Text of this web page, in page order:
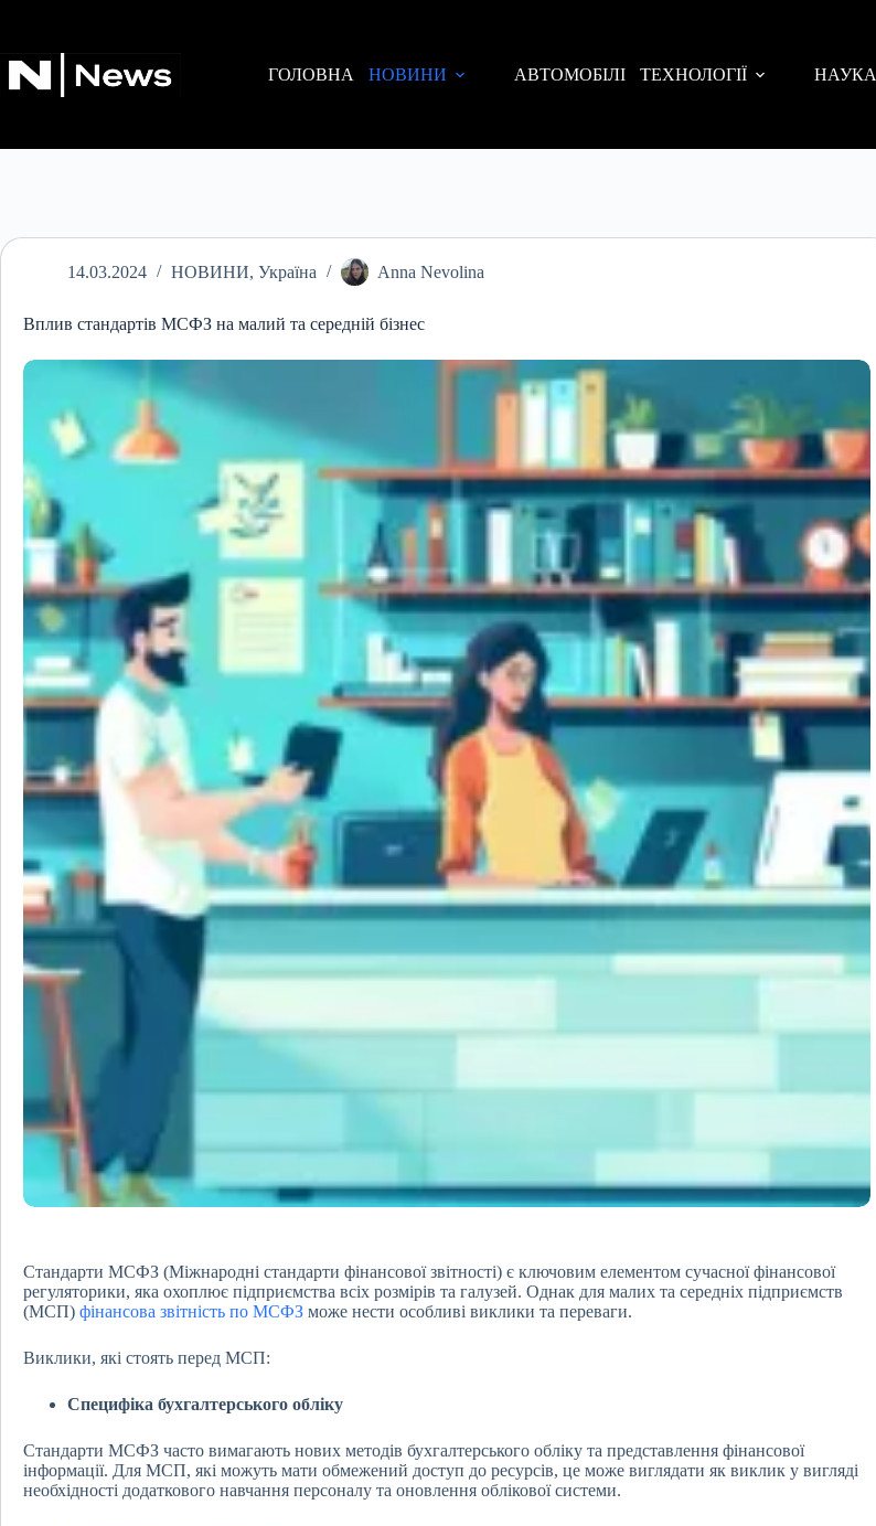
ГОЛОВНА
НОВИНИ АВТОМОБІЛІ ТЕХНОЛОГІЇ НАУКА
14.03.2024 НОВИНИ, Україна Anna Nevolina
Вплив стандартів МСФЗ на малий та середній бізнес
Стандарти МСФЗ (Міжнародні стандарти фінансової звітності) є ключовим елементом сучасної фінансової
регуляторики, яка охоплює підприємства всіх розмірів та галузей. Однак для малих та середніх підприємств
(МСП) фінансова звітність по МСФЗ може нести особливі виклики та переваги.
Виклики, які стоять перед МСП:
Специфіка бухгалтерського обліку
Стандарти МСФЗ часто вимагають нових методів бухгалтерського обліку та представлення фінансової
інформації. Для МСП, які можуть мати обмежений доступ до ресурсів, це може виглядати як виклик у вигляді
необхідності додаткового навчання персоналу та оновлення облікової системи.